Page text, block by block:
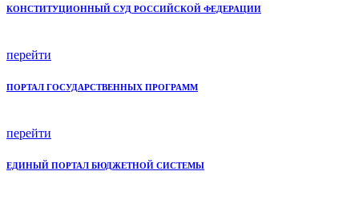
КОНСТИТУЦИОННЫЙ СУД РОССИЙСКОЙ ФЕДЕРАЦИИ
перейти
ПОРТАЛ ГОСУДАРСТВЕННЫХ ПРОГРАММ
перейти
ЕДИНЫЙ ПОРТАЛ БЮДЖЕТНОЙ СИСТЕМЫ